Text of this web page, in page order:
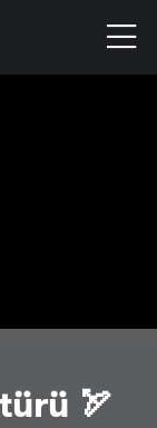
🏹